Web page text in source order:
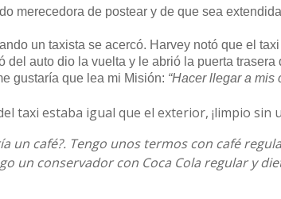
merecedora de postear y de que sea
un taxista se acercó. Harvey notó que el
auto dio la vuelta y le abrió la puerta
gustaría que lea mi Misión: “Hacer llegar a
taxi estaba igual que el exterior, ¡limpio sin
un café?. Tengo unos termos con café
un conservador con Coca Cola regular y